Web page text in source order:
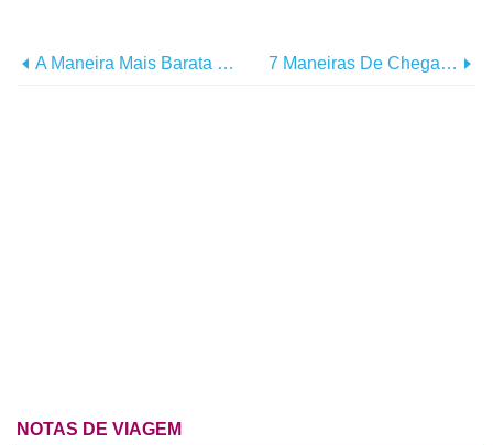
A Maneira Mais Barata De Chegar A Qualquer Lugar Na Europa 7 Maneiras De Chegar À Costa Rica E Relaxar
NOTAS DE VIAGEM